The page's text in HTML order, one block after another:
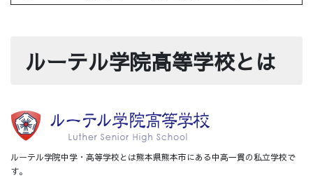
ルーテル学院高等学校とは
ルーテル学院中学・高等学校とは熊本県熊本市にある中高一貫の私立学校で
す。